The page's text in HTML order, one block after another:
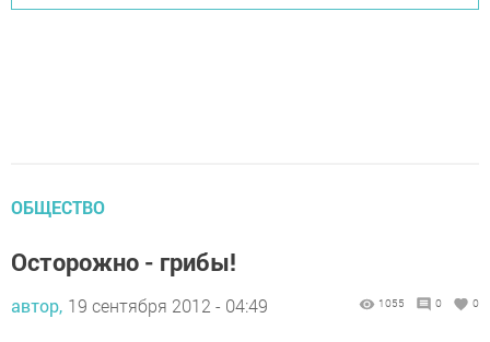
ОБЩЕСТВО
Осторожно - грибы!
автор, 19 сентября 2012 - 04:49 1055 0 0